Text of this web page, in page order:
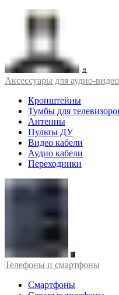
Аксессуары для аудио-
Кронштейны
Тумбы для
Антенны
Пульты ДУ
Видео кабели
Аудио кабели
Переходники
Телефоны и смартфоны
Смартфоны